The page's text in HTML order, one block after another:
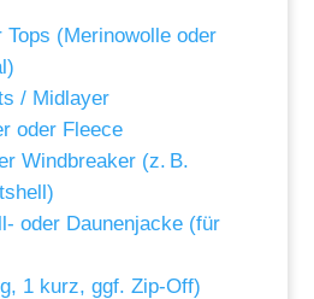
(Merinowolle oder
/ Midlayer
oder Fleece
Windbreaker (z. B.
oder Daunenjacke (für
1 kurz, ggf. Zip-Off)